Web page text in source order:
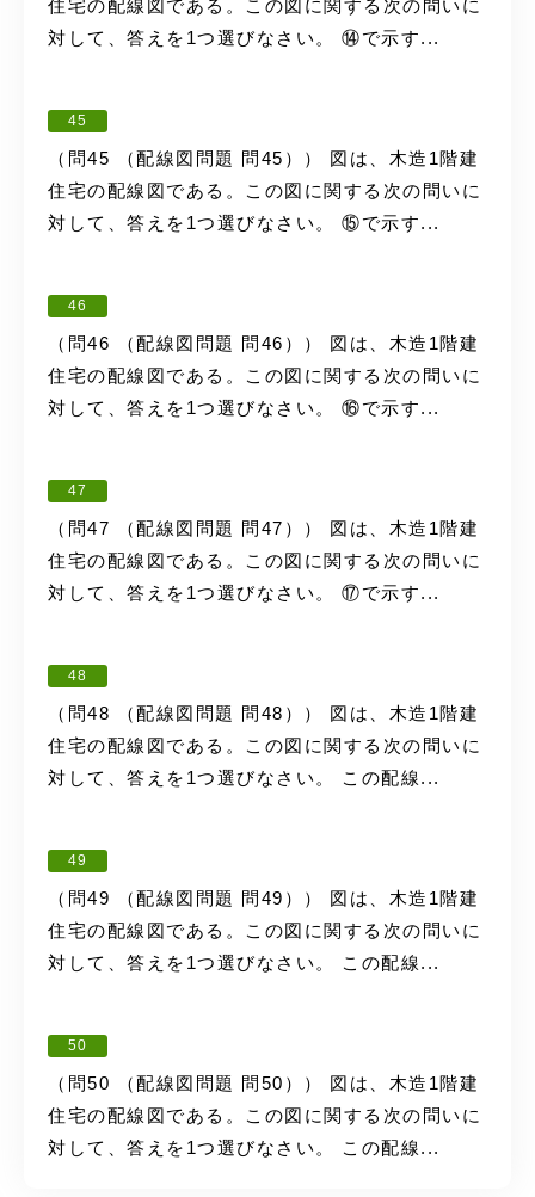
住宅の配線図である。この図に関する次の問いに
対して、答えを1つ選びなさい。 ⑭で示す...
45
（問45 （配線図問題 問45）） 図は、木造1階建
住宅の配線図である。この図に関する次の問いに
対して、答えを1つ選びなさい。 ⑮で示す...
46
（問46 （配線図問題 問46）） 図は、木造1階建
住宅の配線図である。この図に関する次の問いに
対して、答えを1つ選びなさい。 ⑯で示す...
47
（問47 （配線図問題 問47）） 図は、木造1階建
住宅の配線図である。この図に関する次の問いに
対して、答えを1つ選びなさい。 ⑰で示す...
48
（問48 （配線図問題 問48）） 図は、木造1階建
住宅の配線図である。この図に関する次の問いに
対して、答えを1つ選びなさい。 この配線...
49
（問49 （配線図問題 問49）） 図は、木造1階建
住宅の配線図である。この図に関する次の問いに
対して、答えを1つ選びなさい。 この配線...
50
（問50 （配線図問題 問50）） 図は、木造1階建
住宅の配線図である。この図に関する次の問いに
対して、答えを1つ選びなさい。 この配線...